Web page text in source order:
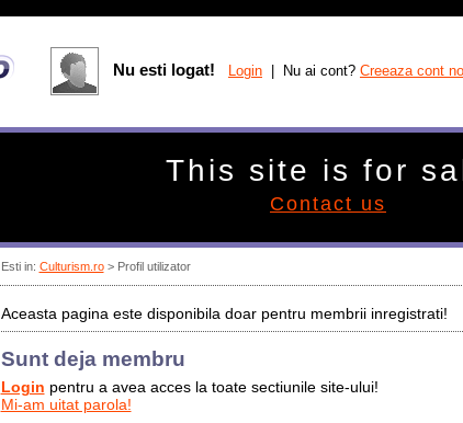
Esti in: Culturism.ro> Profil utilizator
Aceasta pagina este disponibila doar pentru membrii inregistrati!
Sunt deja membru
Login pentru a avea acces la toate sectiunile site-ului!
Mi-am uitat parola!
Nu esti logat! Login | Nu ai cont? Creeaza cont
This site is for
Contact us